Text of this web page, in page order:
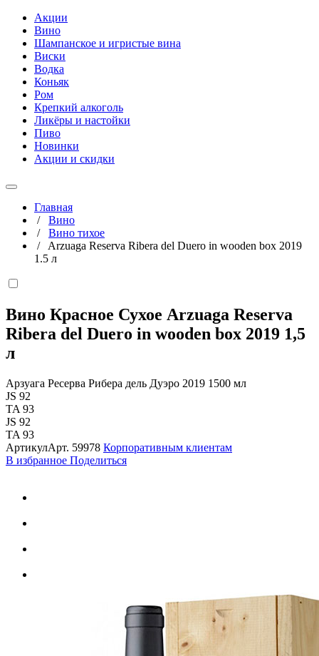
Акции
Вино
Шампанское и игристые вина
Виски
Водка
Коньяк
Ром
Крепкий алкоголь
Ликёры и настойки
Пиво
Новинки
Акции и скидки
Главная
/ Вино
/ Вино тихое
/ Arzuaga Reserva Ribera del Duero in wooden box 2019
1.5 л
Вино Красное Сухое Arzuaga Reserva
Ribera del Duero in wooden box 2019 1,5
л
Арзуага Ресерва Рибера дель Дуэро 2019 1500 мл
JS 92
TA 93
JS 92
TA 93
АртикулАрт. 59978 Корпоративным клиентам
В избранное Поделиться